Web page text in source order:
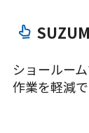
ショールー
作業を軽減